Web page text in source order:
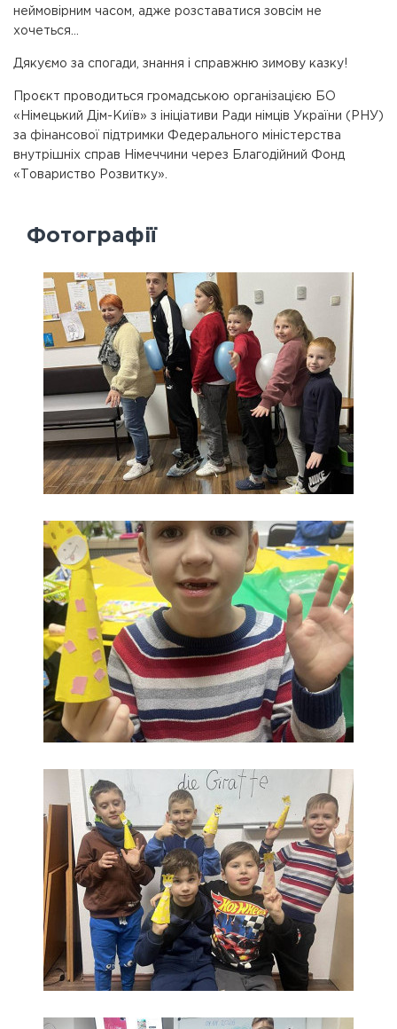
неймовірним часом, адже розставатися зовсім не
хочеться…
Дякуємо за спогади, знання і справжню зимову казку!
Проєкт проводиться громадською організацією БО
«Німецький Дім-Київ» з ініціативи Ради німців України (РНУ)
за фінансової підтримки Федерального міністерства
внутрішніх справ Німеччини через Благодійний Фонд
«Товариство Розвитку».
Фотографії